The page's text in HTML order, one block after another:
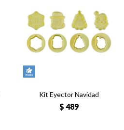
Kit Eyector Navidad
$ 489